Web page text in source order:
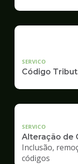
SERVICO
Código
SERVICO
Alteração de
Inclusão,
códigos